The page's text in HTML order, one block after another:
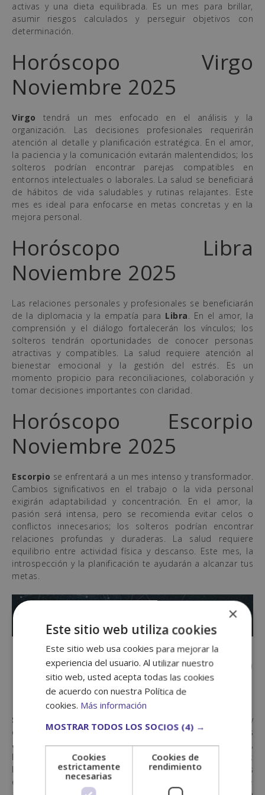
activas y una dieta equilibrada. Es un mes para brillar,
asumir riesgos calculados y perseguir objetivos con
determinación.
Horóscopo Virgo
Noviembre 2025
Virgo tendrá un mes enfocado en el análisis y la
organización. Las decisiones profesionales requerirán
atención al detalle y planificación estratégica. En el amor,
la paciencia y la comunicación evitarán malentendidos; los
solteros podrían encontrar parejas compatibles en
entornos intelectuales o laborales. La salud se beneficiará
de hábitos de vida saludables y rutinas relajantes. Este
mes es ideal para enfocarse en metas concretas y en la
mejora personal.
Horóscopo Libra
Noviembre 2025
Las relaciones personales y profesionales se beneficiarán
de la diplomacia y la empatía para Libra. En el amor, la
comprensión y el diálogo fortalecerán los vínculos; los
solteros tendrán oportunidades de conocer personas
atractivas y compatibles. La salud requiere atención al
bienestar emocional y la gestión del estrés. Es un
momento propicio para reconciliaciones, colaboración y
tomar decisiones importantes con claridad.
Horóscopo Escorpio
Noviembre 2025
Escorpio se enfrentará a un mes intenso y transformador.
Cambios significativos en el trabajo o la vida personal
exigirán adaptabilidad y concentración. En el amor, la
pasión será intensa, pero se recomienda evitar celos o
conflictos innecesarios; los solteros podrían encontrar
relaciones profundas y duraderas. La salud requiere
equilibrio entre actividad física y descanso. Este mes, la
introspección y la planificación te ayudarán a alcanzar tus
metas.
Horóscopo Sagitario
Noviembre 2025
Sagitario
disfrutará de un mes lleno de energía positiva y
oportunidades de expansión. Los proyectos laborales
avanzarán gracias a la iniciativa y creatividad. En el amor,
la aventura y la diversión marcarán la relación de pareja;
los solteros tendrán oportunidades de conocer personas
emocionantes y compatibles. La salud se beneficiará de
×
Este sitio web utiliza cookies
Este sitio web usa cookies para mejorar la
experiencia del usuario. Al utilizar nuestro
sitio web, usted acepta todas las cookies
de acuerdo con nuestra Política de
cookies. Más información
MOSTRAR TODOS LOS SOCIOS (4) →
Cookies
estrictamente
necesarias
Cookies de
rendimiento